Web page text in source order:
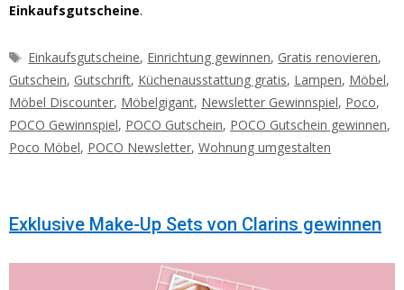
Einkaufsgutscheine.
Schlagwörter
Einkaufsgutscheine, Einrichtung gewinnen, Gratis renovieren,
Gutschein, Gutschrift, Küchenausstattung gratis, Lampen, Möbel,
Möbel Discounter, Möbelgigant, Newsletter Gewinnspiel, Poco,
POCO Gewinnspiel, POCO Gutschein, POCO Gutschein gewinnen,
Poco Möbel, POCO Newsletter, Wohnung umgestalten
Exklusive Make-Up Sets von Clarins gewinnen